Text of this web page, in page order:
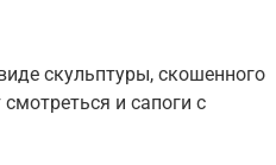
скульптуры, скошенного
и сапоги с